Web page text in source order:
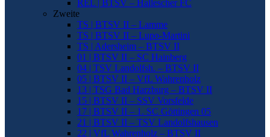
REL | BTSV – Hallescher FC
Zweite
TS | BTSV II – Lamme
TS | BTSV II – Lupo-Martini
TS | Adersheim – BTSV II
01 | BTSV II – SC Hainberg
04 | TSV Landolfsh. – BTSV II
05 | BTSV II – VfL Wahrenholz
13 | TSG Bad Harzburg – BTSV II
15 | BTSV II – SSV Vorsfelde
17 | BTSV II – 1. SC Göttingen 05
21 | BTSV II – TSV Landolfshausen
22 | VfL Wahrenholz – BTSV II